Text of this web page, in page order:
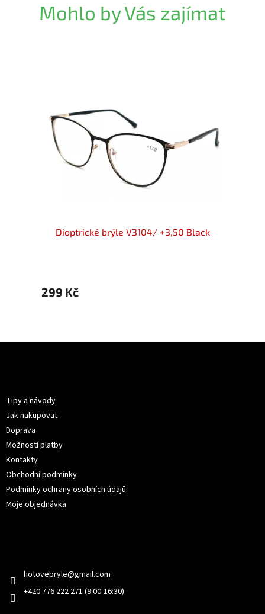
Mohlo by Vás zajímat
Dioptrické brýle V3104/ +3,50 Black
299 Kč
Tipy a návody
Jak nakupovat
Doprava
Možností platby
Kontakty
Obchodní podmínky
Podmínky ochrany osobních údajů
Moje objednávka
hotovebryle@gmail.com
+420 776 222 271 (9:00-16:30)